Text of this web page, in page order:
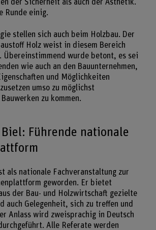
der Sicherheit als auch der Ästhetik.
Runde einig.
stellen sich auch beim Holzbau. Der
Holz weist in diesem Bereich
Übereinstimmend wurde betont, es sei
wie auch an den Bauunternehmen,
und Möglichkeiten
umso zu möglichst
zu kommen.
Biel: Führende nationale
als nationale Fachveranstaltung zur
geworden. Er bietet
der Bau- und Holzwirtschaft gezielte
auch Gelegenheit, sich zu treffen und
Anlass wird zweisprachig in Deutsch
Alle Referate werden